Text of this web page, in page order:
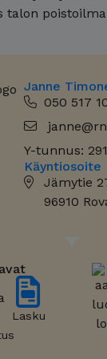
talon
Janne
050 517
Y-tunnus:
Käyntiosoite
Jämytie
96910
Lasku